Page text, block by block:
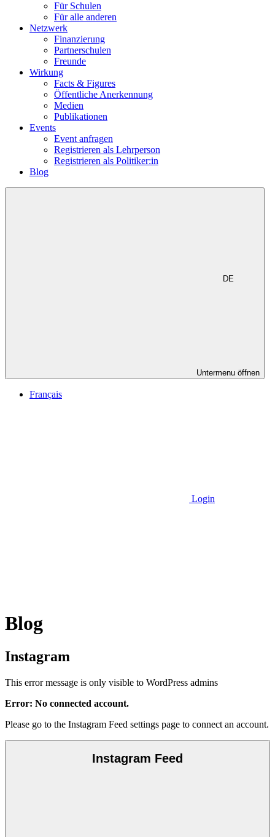
Für Schulen
Für alle anderen
Netzwerk
Finanzierung
Partnerschulen
Freunde
Wirkung
Facts & Figures
Öffentliche Anerkennung
Medien
Publikationen
Events
Event anfragen
Registrieren als Lehrperson
Registrieren als Politiker:in
Blog
DE
Untermenu öffnen
Français
Login
Blog
Instagram
This error message is only visible to WordPress admins
Error: No connected account.
Please go to the Instagram Feed settings page to connect an account.
Instagram Feed